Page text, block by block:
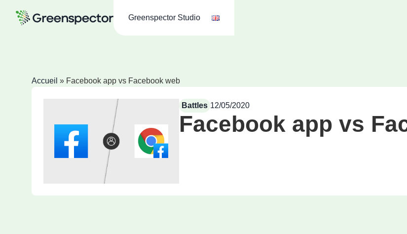
Greenspector Studio
Accueil » Facebook app vs Facebook web
Battles 12/05/2020
Facebook app vs